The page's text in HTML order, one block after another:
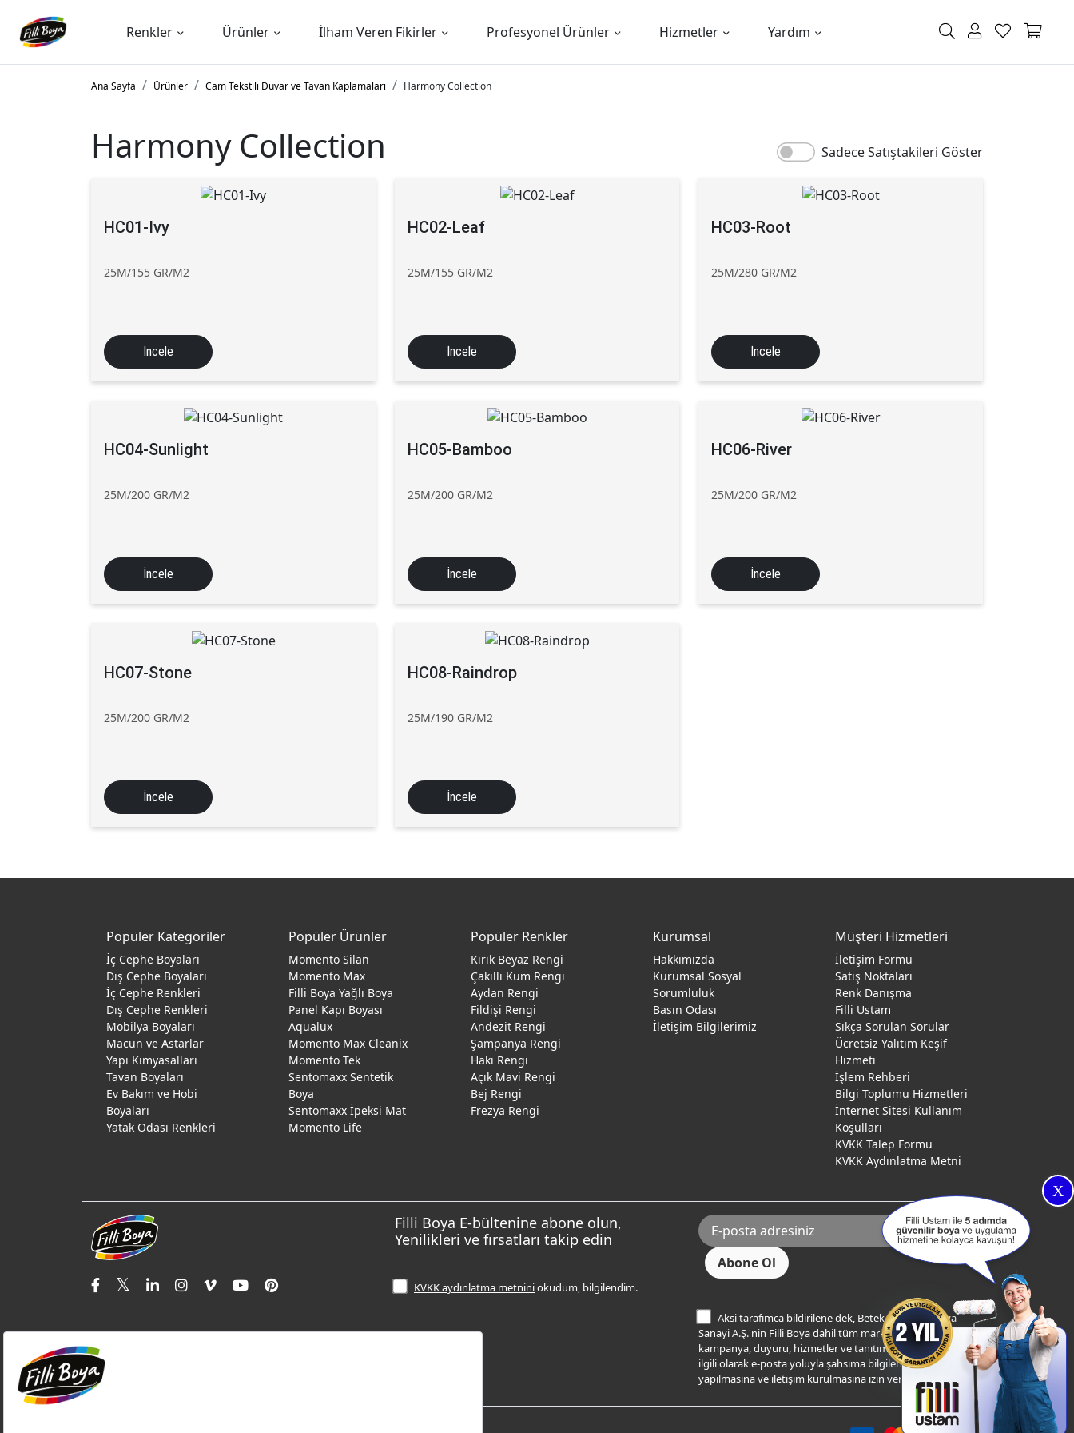
Renkler Ürünler İlham Veren Fikirler Profesyonel Ürünler Hizmetler Yardım
Ana Sayfa Ürünler Cam Tekstili Duvar ve Tavan Kaplamaları Harmony Collection
Harmony Collection Sadece Satıştakileri Göster
HC01-Ivy
25M/155 GR/M2
İncele
HC02-Leaf
25M/155 GR/M2
İncele
HC03-Root
25M/280 GR/M2
İncele
HC04-Sunlight
25M/200 GR/M2
İncele
HC05-Bamboo
25M/200 GR/M2
İncele
HC06-River
25M/200 GR/M2
İncele
HC07-Stone
25M/200 GR/M2
İncele
HC08-Raindrop
25M/190 GR/M2
İncele
X
Popüler Kategoriler
İç Cephe Boyaları
Dış Cephe Boyaları
İç Cephe Renkleri
Dış Cephe Renkleri
Mobilya Boyaları
Macun ve Astarlar
Yapı Kimyasalları
Tavan Boyaları
Ev Bakım ve Hobi
Boyaları
Yatak Odası Renkleri
Popüler Ürünler
Momento Silan
Momento Max
Filli Boya Yağlı Boya
Panel Kapı Boyası
Aqualux
Momento Max Cleanix
Momento Tek
Sentomaxx Sentetik
Boya
Sentomaxx İpeksi Mat
Momento Life
Popüler Renkler
Kırık Beyaz Rengi
Çakıllı Kum Rengi
Aydan Rengi
Fildişi Rengi
Andezit Rengi
Şampanya Rengi
Haki Rengi
Açık Mavi Rengi
Bej Rengi
Frezya Rengi
Kurumsal
Hakkımızda
Kurumsal Sosyal
Sorumluluk
Basın Odası
İletişim Bilgilerimiz
Müşteri Hizmetleri
İletişim Formu
Satış Noktaları
Renk Danışma
Filli Ustam
Sıkça Sorulan Sorular
Ücretsiz Yalıtım Keşif
Hizmeti
İşlem Rehberi
Bilgi Toplumu Hizmetleri
İnternet Sitesi Kullanım
Koşulları
KVKK Talep Formu
KVKK Aydınlatma Metni
Filli Boya E-bültenine abone olun,
Yenilikleri ve fırsatları takip edin
KVKK aydınlatma metniniokudum, bilgilendim.
Aksi tarafımca bildirilene dek, Betek Boya ve Kimya
Sanayi A.Ş.'nin Filli Boya dahil tüm markaları ile ilgili
kampanya, duyuru, hizmetler ve tanıtım faaliyetleri vb. ile
ilgili olarak e-posta yoluyla şahsıma bilgilendirme
yapılmasına ve iletişim kurulmasına izin veriyorum.